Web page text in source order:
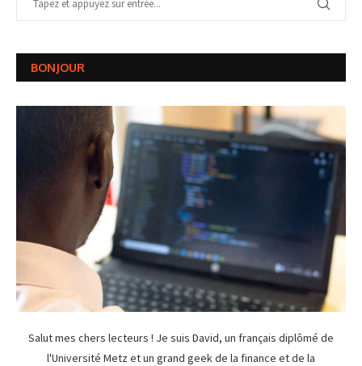
BONJOUR
Salut mes chers lecteurs ! Je suis David, un français diplômé de
l'Université Metz et un grand geek de la finance et de la